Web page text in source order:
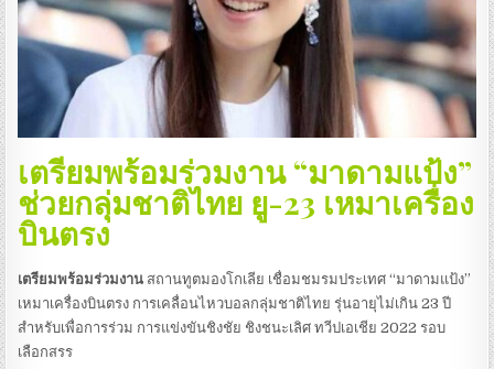
เตรียมพร้อมร่วมงาน “มาดามแป้ง”
ช่วยกลุ่มชาติไทย ยู-23 เหมาเครื่อง
บินตรง
เตรียมพร้อมร่วมงาน สถานทูตมองโกเลีย เชื่อมชมรมประเทศ “มาดามแป้ง”
เหมาเครื่องบินตรง การเคลื่อนไหวบอลกลุ่มชาติไทย รุ่นอายุไม่เกิน 23 ปี
สำหรับเพื่อการร่วม การแข่งขันชิงชัย ชิงชนะเลิศ ทวีปเอเชีย 2022 รอบ
เลือกสรร